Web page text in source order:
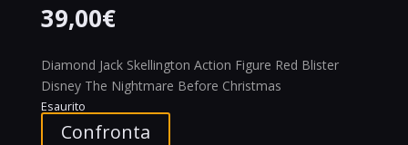
39,00€
Diamond Jack Skellington Action Figure Red Blister
Disney The Nightmare Before Christmas
Esaurito
Confronta